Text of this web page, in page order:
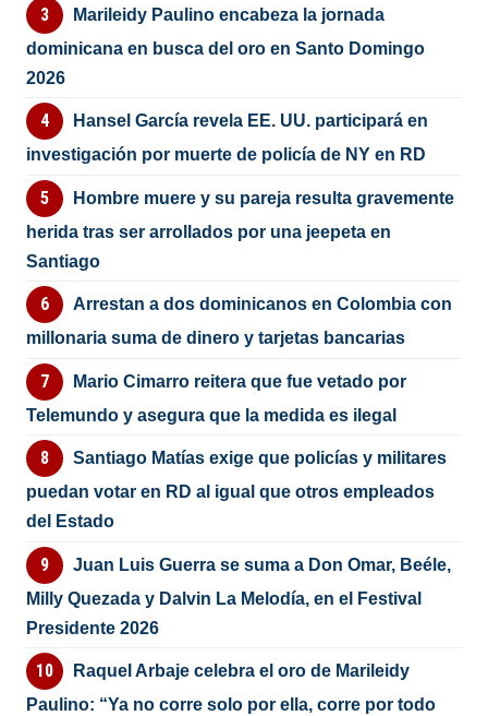
Marileidy Paulino encabeza la jornada
dominicana en busca del oro en Santo Domingo
2026
Hansel García revela EE. UU. participará en
investigación por muerte de policía de NY en RD
Hombre muere y su pareja resulta gravemente
herida tras ser arrollados por una jeepeta en
Santiago
Arrestan a dos dominicanos en Colombia con
millonaria suma de dinero y tarjetas bancarias
Mario Cimarro reitera que fue vetado por
Telemundo y asegura que la medida es ilegal
Santiago Matías exige que policías y militares
puedan votar en RD al igual que otros empleados
del Estado
Juan Luis Guerra se suma a Don Omar, Beéle,
Milly Quezada y Dalvin La Melodía, en el Festival
Presidente 2026
Raquel Arbaje celebra el oro de Marileidy
Paulino: “Ya no corre solo por ella, corre por todo